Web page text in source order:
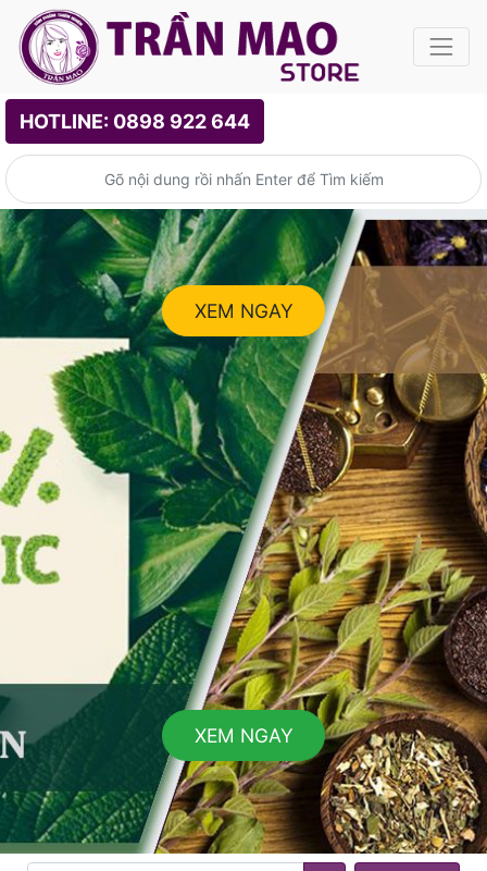
HOTLINE: 0898 922 644
XEM NGAY
XEM NGAY